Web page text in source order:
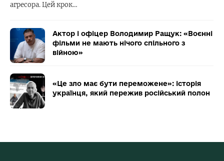
агресора. Цей крок…
Актор і офіцер Володимир Ращук: «Воєнні
фільми не мають нічого спільного з
війною»
«Це зло має бути переможене»: історія
українця, який пережив російський полон